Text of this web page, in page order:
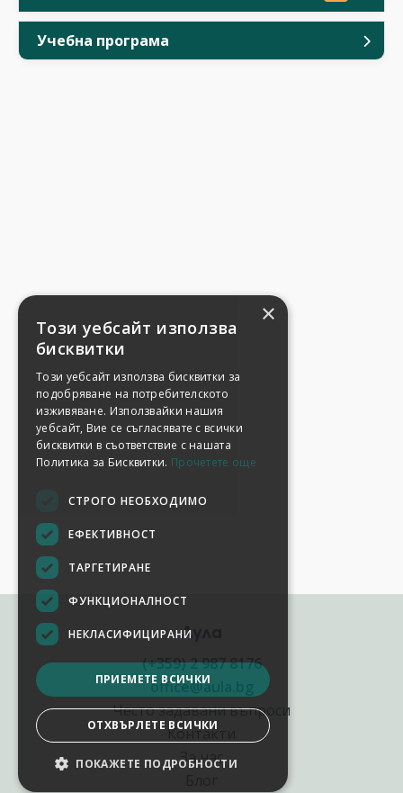
Учебна програма
Аула
(+359) 2 987 8176
office@aula.bg
Често задавани въпроси
Контакти
За нас
×
Този уебсайт използва
бисквитки
Този уебсайт използва бисквитки за
подобряване на потребителското
изживяване. Използвайки нашия
уебсайт, Вие се съгласявате с всички
бисквитки в съответствие с нашата
Политика за Бисквитки. Прочетете още
СТРОГО НЕОБХОДИМО
ЕФЕКТИВНОСТ
ТАРГЕТИРАНЕ
ФУНКЦИОНАЛНОСТ
НЕКЛАСИФИЦИРАНИ
ПРИЕМЕТЕ ВСИЧКИ
ОТХВЪРЛЕТЕ ВСИЧКИ
ПОКАЖЕТЕ ПОДРОБНОСТИ